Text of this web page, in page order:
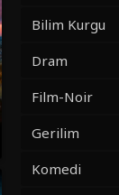
Bilim Kurgu
Dram
Film-Noir
Gerilim
Komedi